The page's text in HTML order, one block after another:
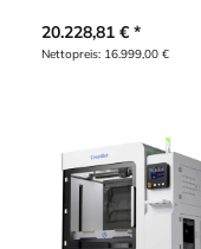
20.228,81 €
Nettopreis: 16.999,00 €